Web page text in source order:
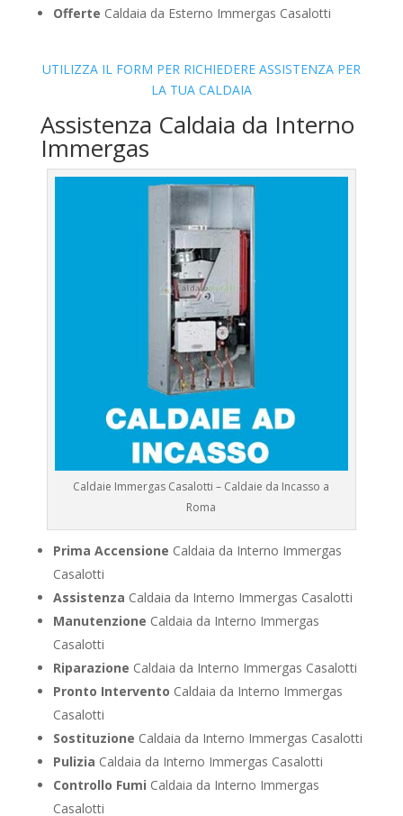
Offerte Caldaia da Esterno Immergas Casalotti
UTILIZZA IL FORM PER RICHIEDERE ASSISTENZA PER
LA TUA CALDAIA
Assistenza Caldaia da Interno
Immergas
Caldaie Immergas Casalotti – Caldaie da Incasso a
Roma
Prima Accensione Caldaia da Interno Immergas
Casalotti
Assistenza Caldaia da Interno Immergas Casalotti
Manutenzione Caldaia da Interno Immergas
Casalotti
Riparazione Caldaia da Interno Immergas Casalotti
Pronto Intervento Caldaia da Interno Immergas
Casalotti
Sostituzione Caldaia da Interno Immergas Casalotti
Pulizia Caldaia da Interno Immergas Casalotti
Controllo Fumi Caldaia da Interno Immergas
Casalotti